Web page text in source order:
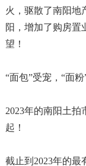
火，驱散了南阳地
阳，增加了购房置
望！
“面包”受宠，“面粉
2023年的南阳土拍
起！
截止到2023年的最